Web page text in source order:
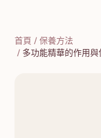
首頁 / 保養方法
/ 多功能精華的作用